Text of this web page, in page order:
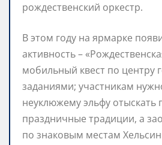
рождественский оркестр.
В этом году на ярмарке
активность –
мобильный квест по центру
заданиями; участникам
неуклюжему эльфу отыскать
праздничные традиции, а
по знаковым местам